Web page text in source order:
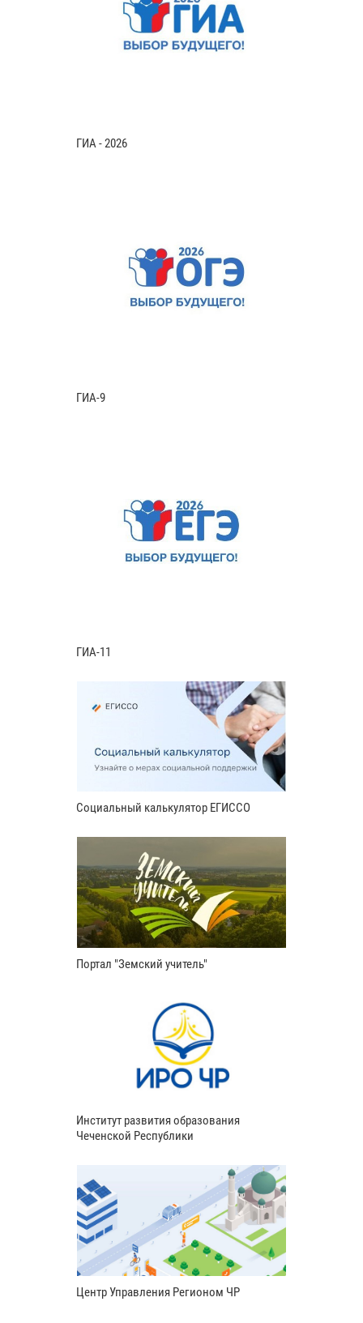
ГИА - 2026
ГИА-9
ГИА-11
Социальный калькулятор ЕГИССО
Портал "Земский учитель"
Институт развития образования
Чеченской Республики
Центр Управления Регионом ЧР